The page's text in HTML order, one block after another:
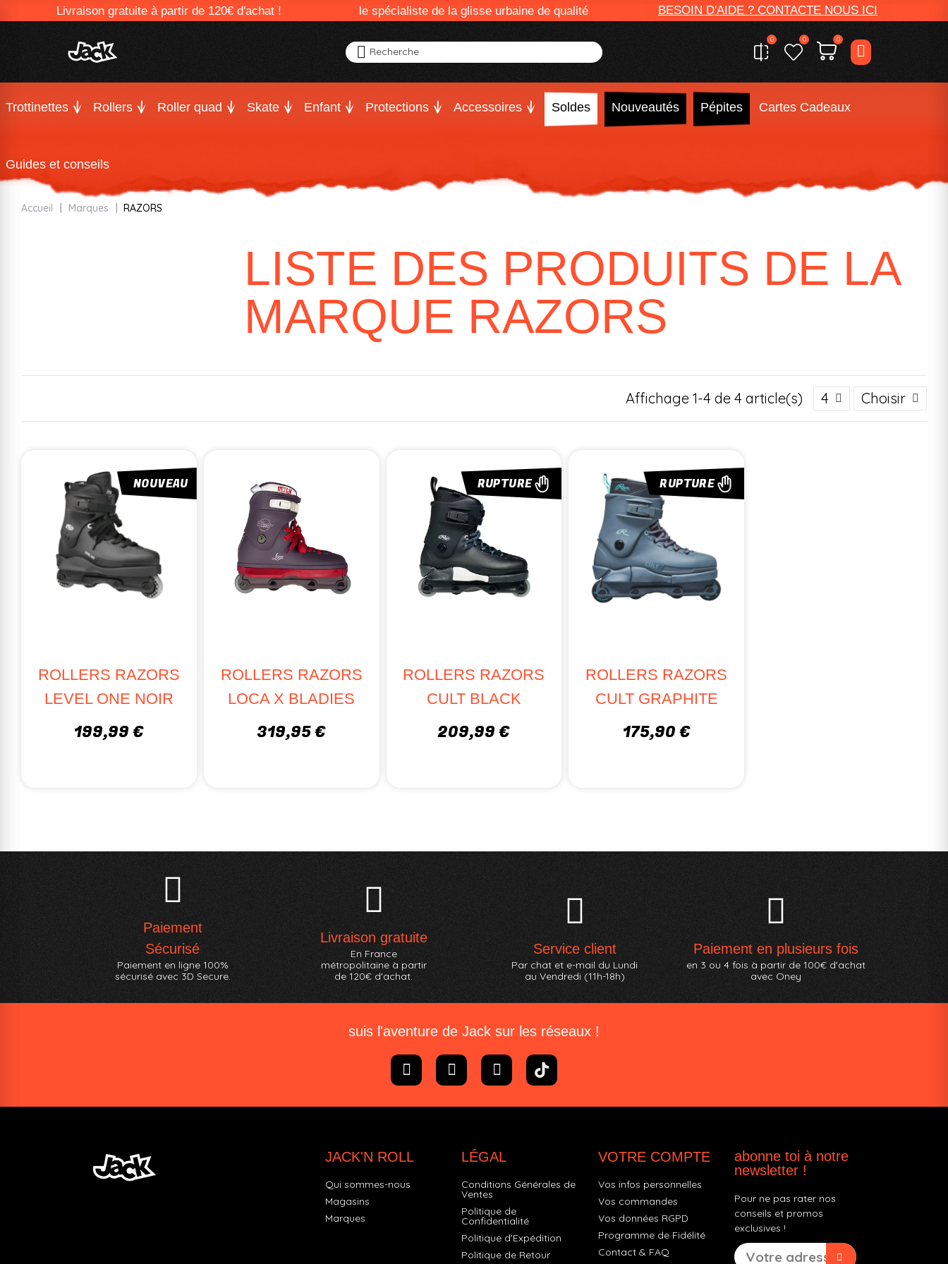
Livraison gratuite à partir de 120€ d'achat ! le spécialiste de la glisse urbaine de qualité BESOIN D'AIDE ? CONTACTE NOUS ICI
Recherche
0 0 0
Trottinettes Rollers Roller quad Skate Enfant Protections Accessoires Soldes Nouveautés Pépites Cartes Cadeaux
Guides et conseils
Accueil Marques RAZORS
LISTE DES PRODUITS DE LA
MARQUE RAZORS
Affichage 1-4 de 4 article(s) 4 Choisir
NOUVEAU
ROLLERS RAZORS
LEVEL ONE NOIR
199,99 €
ROLLERS RAZORS
LOCA X BLADIES
319,95 €
RUPTURE
ROLLERS RAZORS
CULT BLACK
209,99 €
RUPTURE
ROLLERS RAZORS
CULT GRAPHITE
175,90 €
Paiement
Sécurisé
Paiement en ligne 100%
sécurisé avec 3D Secure.
Livraison gratuite
En France
métropolitaine à partir
de 120€ d'achat.
Service client
Par chat et e-mail du Lundi
au Vendredi (11h-18h)
Paiement en plusieurs fois
en 3 ou 4 fois à partir de 100€ d'achat
avec Oney
suis l'aventure de Jack sur les réseaux !
JACK'N ROLL
Qui sommes-nous
Magasins
Marques
LÉGAL
Conditions Générales de
Ventes
Politique de
Confidentialité
Politique d'Expédition
Politique de Retour
VOTRE COMPTE
Vos infos personnelles
Vos commandes
Vos données RGPD
Programme de Fidélité
Contact & FAQ
abonne toi à notre
newsletter !
Pour ne pas rater nos
conseils et promos
exclusives !